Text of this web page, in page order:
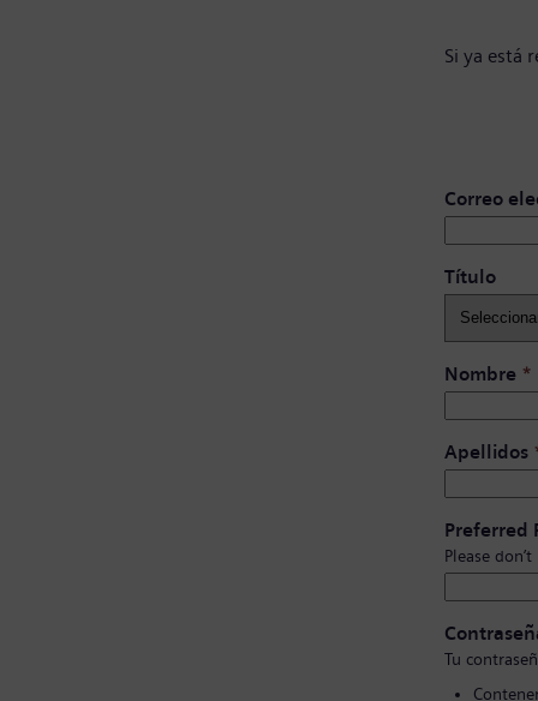
Si ya está
Correo
Título ​
Nombre *
Apellidos
Preferred
Please
Tu